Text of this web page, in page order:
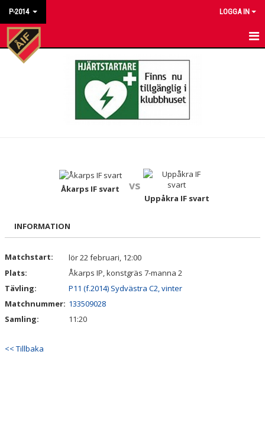
P-2014 LOGGA IN
HEM
KONTAKT
Åkarps IF svart vs
Uppåkra IF svart
INFORMATION
Matchstart:
lör 22 februari, 12:00
Plats:
Åkarps IP, konstgräs 7-manna 2
Tävling:
P11 (f.2014) Sydvästra C2, vinter
Matchnummer: 133509028
Samling:
11:20
<< Tillbaka